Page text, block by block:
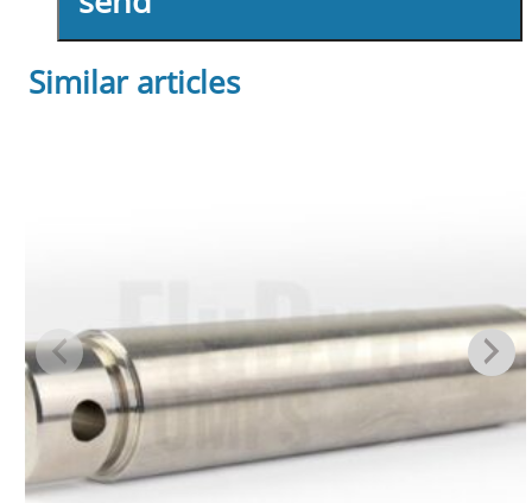
Similar articles